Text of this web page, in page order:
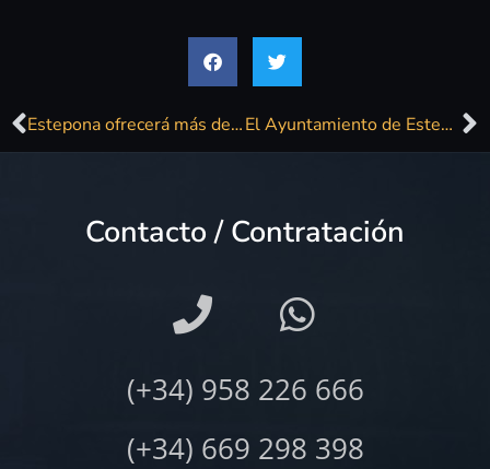
Estepona ofrecerá más de un centenar de actividades culturales y de ocio durante los meses de verano El Ayuntamiento de Estepona ofrecerá más de un centenar de actividades culturales y de ocio durante los meses de verano
Contacto / Contratación
(+34) 958 226 666
(+34) 669 298 398